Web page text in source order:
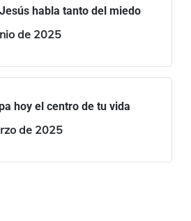
habla tanto del miedo
de 2025
hoy el centro de tu vida
de 2025